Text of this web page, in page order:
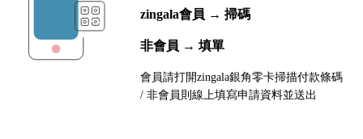
zingala會員 → 掃碼
非會員 → 填單
會員請打開zingala銀角零卡掃描付款條碼
/ 非會員則線上填寫申請資料並送出